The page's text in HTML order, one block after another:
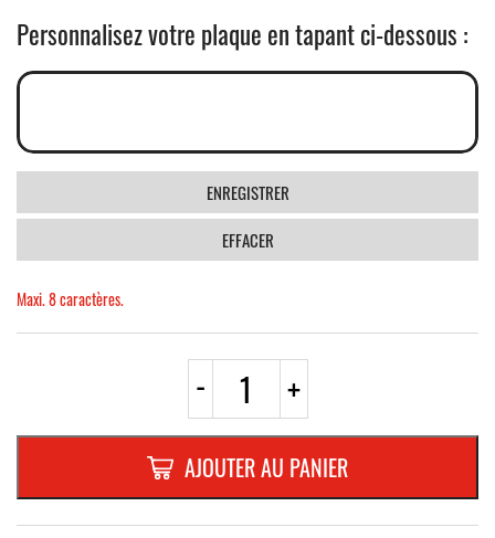
Personnalisez votre plaque en tapant ci-dessous :
ENREGISTRER
EFFACER
Maxi. 8 caractères.
- quantité
PLAQUE
FANTAISIE
"ROMAIN"
(8
caractères
maxi)
+
AJOUTER AU PANIER